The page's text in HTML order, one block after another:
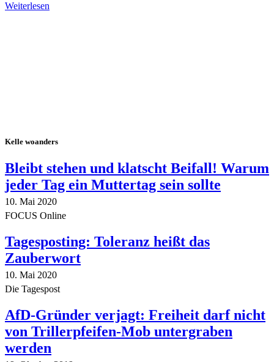
Weiterlesen
Kelle woanders
Bleibt stehen und klatscht Beifall! Warum
jeder Tag ein Muttertag sein sollte
10. Mai 2020
FOCUS Online
Tagesposting: Toleranz heißt das
Zauberwort
10. Mai 2020
Die Tagespost
AfD-Gründer verjagt: Freiheit darf nicht
von Trillerpfeifen-Mob untergraben
werden